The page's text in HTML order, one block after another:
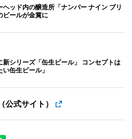
ヘッド内の醸造所「ナンバー ナイン ブリ
ビールが金賞に
新シリーズ「缶生ビール」 コンセプトは
い缶生ビール」
式サイト）